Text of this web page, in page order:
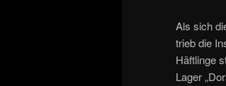
Als sich
trieb die
Häftlinge
Lager